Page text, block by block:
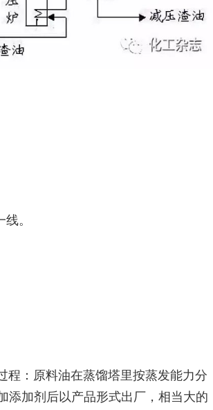
。
程：原料油在蒸馏塔里按蒸发能力分
添加剂后以产品形式出厂，相当大的